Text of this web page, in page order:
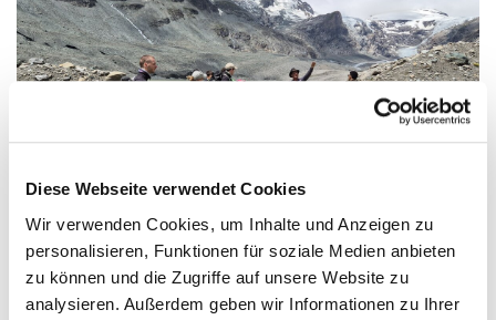
Diese Webseite verwendet Cookies
Wir verwenden Cookies, um Inhalte und Anzeigen zu
personalisieren, Funktionen für soziale Medien anbieten
zu können und die Zugriffe auf unsere Website zu
analysieren. Außerdem geben wir Informationen zu Ihrer
Der Auftakt fand am Campus Spittal der FH Kärnten statt.
In drei Impulsvorträgen erhielten die Teilnehmenden
grundlegendes Wissen zur Hochgebirgsökologie, zum